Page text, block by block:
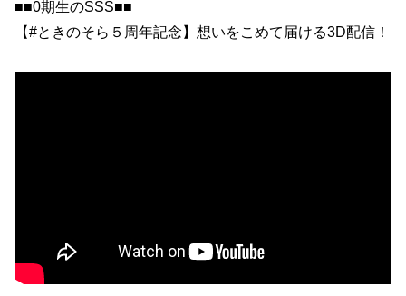
■■0期生のSSS■■
【#ときのそら５周年記念】想いをこめて届ける3D配信！